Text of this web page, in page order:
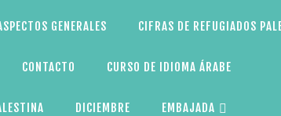
GENERALES CIFRAS DE REFUGIADOS
CONTACTO CURSO DE IDIOMA ÁRABE
DICIEMBRE EMBAJADA